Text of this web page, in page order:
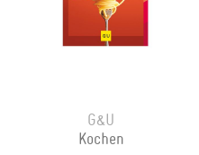
G&U
Kochen